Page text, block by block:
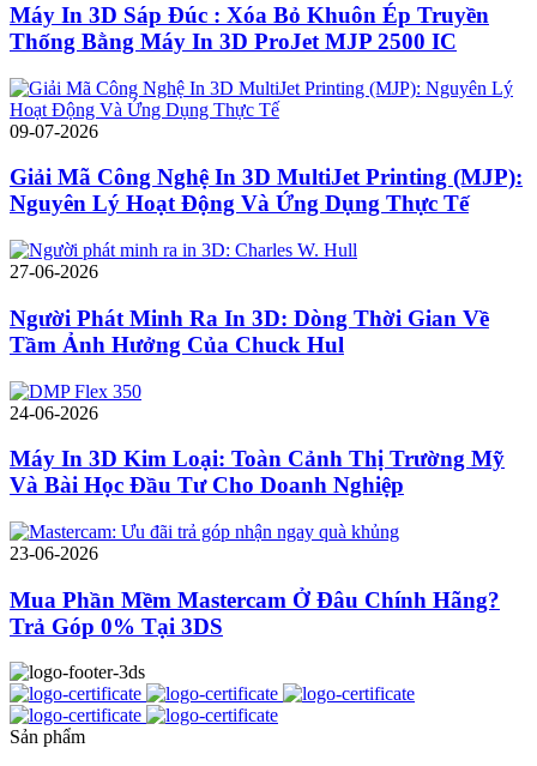
Máy In 3D Sáp Đúc : Xóa Bỏ Khuôn Ép Truyền
Thống Bằng Máy In 3D ProJet MJP 2500 IC
09-07-2026
Giải Mã Công Nghệ In 3D MultiJet Printing (MJP):
Nguyên Lý Hoạt Động Và Ứng Dụng Thực Tế
27-06-2026
Người Phát Minh Ra In 3D: Dòng Thời Gian Về
Tầm Ảnh Hưởng Của Chuck Hul
24-06-2026
Máy In 3D Kim Loại: Toàn Cảnh Thị Trường Mỹ
Và Bài Học Đầu Tư Cho Doanh Nghiệp
23-06-2026
Mua Phần Mềm Mastercam Ở Đâu Chính Hãng?
Trả Góp 0% Tại 3DS
Sản phẩm